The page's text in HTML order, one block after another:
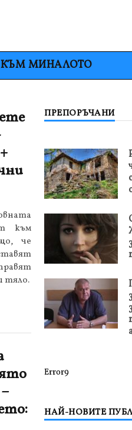
КЪМ МИНАЛОТО
към
че
тяло.
ПРЕПОРЪЧАНИ
Error9
НАЙ-НОВИТЕ